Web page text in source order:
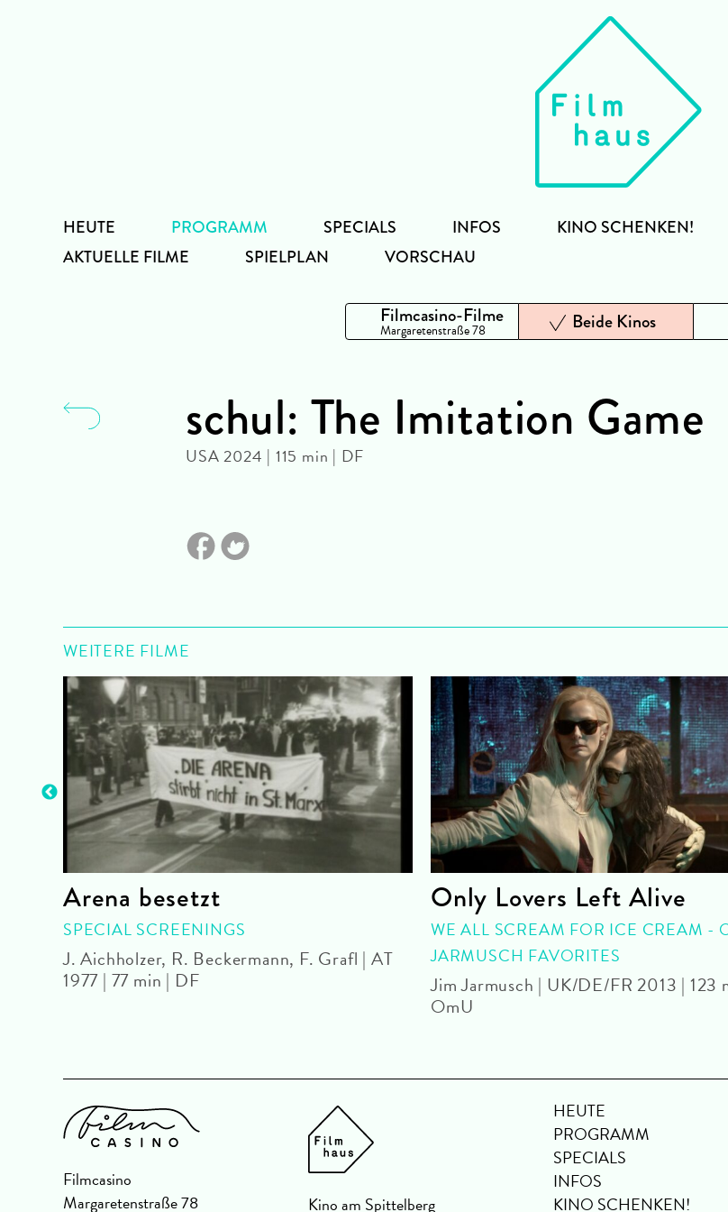
HEUTE
PROGRAMM
AKTUELLE FILME
SPIELPLAN VORSCHAU
SPECIALS INFOS KINO SCHENKEN!
Filmcasino-Filme
Margaretenstraße 78 Beide Kinos
schul: The Imitation Game
USA 2024 | 115 min | DF
WEITERE FILME
Arena besetzt
SPECIAL SCREENINGS
J. Aichholzer, R. Beckermann, F. Grafl | AT
1977 | 77 min | DF
Only Lovers Left Alive
WE ALL SCREAM FOR ICE CREAM -
JARMUSCH FAVORITES
Jim Jarmusch | UK/DE/FR 2013 | 123
OmU
Filmcasino
Margaretenstraße 78
Kino am Spittelberg
HEUTE
PROGRAMM
SPECIALS
INFOS
KINO SCHENKEN!